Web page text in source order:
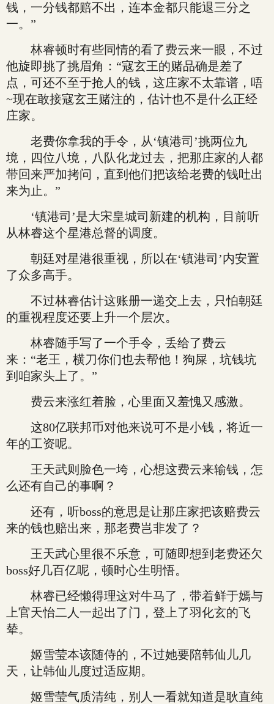
钱，一分钱都赔不出，连本金都只能退三分之
一。”
林睿顿时有些同情的看了费云来一眼，不过
他旋即挑了挑眉角：“寇玄王的赌品确是差了
点，可还不至于抢人的钱，这庄家不太靠谱，唔
~现在敢接寇玄王赌注的，估计也不是什么正经
庄家。
老费你拿我的手令，从‘镇港司’挑两位九
境，四位八境，八队化龙过去，把那庄家的人都
带回来严加拷问，直到他们把该给老费的钱吐出
来为止。”
‘镇港司’是大宋皇城司新建的机构，目前听
从林睿这个星港总督的调度。
朝廷对星港很重视，所以在‘镇港司’内安置
了众多高手。
不过林睿估计这账册一递交上去，只怕朝廷
的重视程度还要上升一个层次。
林睿随手写了一个手令，丢给了费云
来：“老王，横刀你们也去帮他！狗屎，坑钱坑
到咱家头上了。”
费云来涨红着脸，心里面又羞愧又感激。
这80亿联邦币对他来说可不是小钱，将近一
年的工资呢。
王天武则脸色一垮，心想这费云来输钱，怎
么还有自己的事啊？
还有，听boss的意思是让那庄家把该赔费云
来的钱也赔出来，那老费岂非发了？
王天武心里很不乐意，可随即想到老费还欠
boss好几百亿呢，顿时心生明悟。
林睿已经懒得理这对牛马了，带着鲜于嫣与
上官天怡二人一起出了门，登上了羽化玄的飞
辇。
姬雪莹本该随侍的，不过她要陪韩仙儿几
天，让韩仙儿度过适应期。
姬雪莹气质清纯，别人一看就知道是耿直纯